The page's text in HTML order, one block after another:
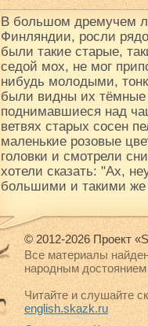
В большом дремучем
Финляндии, росли
были такие старые,
седой мох, не мог
нибудь молодыми,
были видны их
поднимавшиеся над
ветвях старых сосен
маленькие розовые
головки и смотрели
хотели сказать: "Ах,
большими и такими
© 2012-2026 Проект
Все материалы
народным достоянием
Читайте и слушайте
english.skazk.ru